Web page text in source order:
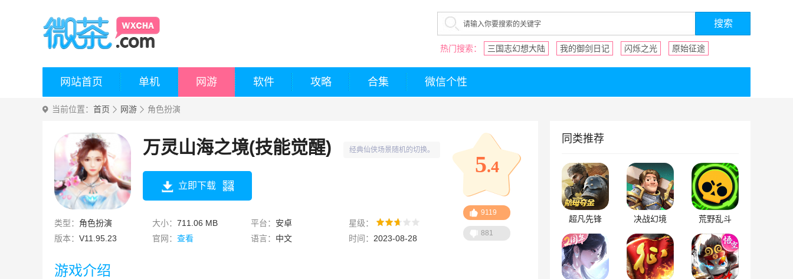
热门搜索： 三国志幻想大陆 我的御剑日记 闪烁之光 原始征途
网站首页 单机 网游 软件 攻略 合集 微信个性
当前位置： 首页 网游 角色扮演
万灵山海之境(技能觉醒) 经典仙侠场景随机的切换。
立即下载
类型： 角色扮演 大小：711.06 MB 平台： 安卓
星级：
版本： V11.95.23 官网：查看 语言： 中文 时间： 2023-08-28
5.4
9119
881
游戏介绍
同类推荐
超凡先锋 决战幻境 荒野乱斗